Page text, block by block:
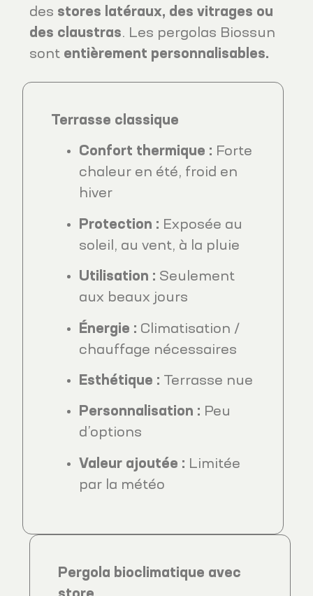
des stores latéraux, des vitrages ou
des claustras. Les pergolas Biossun
sont entièrement personnalisables.
Terrasse classique
Confort thermique : Forte
chaleur en été, froid en
hiver
Protection : Exposée au
soleil, au vent, à la pluie
Utilisation : Seulement
aux beaux jours
Énergie : Climatisation /
chauffage nécessaires
Esthétique : Terrasse nue
Personnalisation : Peu
d’options
Valeur ajoutée : Limitée
par la météo
Pergola bioclimatique avec